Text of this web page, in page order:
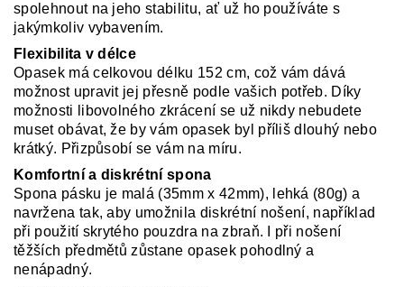
spolehnout na jeho stabilitu, ať už ho používáte s
jakýmkoliv vybavením.
Flexibilita v délce
Opasek má celkovou délku 152 cm, což vám dává
možnost upravit jej přesně podle vašich potřeb. Díky
možnosti libovolného zkrácení se už nikdy nebudete
muset obávat, že by vám opasek byl příliš dlouhý nebo
krátký. Přizpůsobí se vám na míru.
Komfortní a diskrétní spona
Spona pásku je malá (35mm x 42mm), lehká (80g) a
navržena tak, aby umožnila diskrétní nošení, například
při použití skrytého pouzdra na zbraň. I při nošení
těžších předmětů zůstane opasek pohodlný a
nenápadný.